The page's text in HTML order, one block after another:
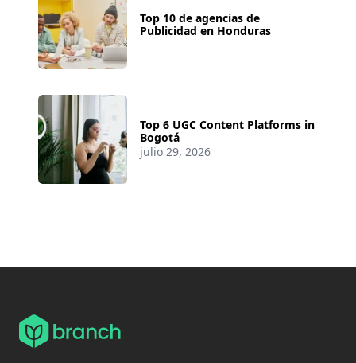
Top 10 de agencias de
Publicidad en Honduras
Top 6 UGC Content Platforms in
Bogotá
julio 29, 2026